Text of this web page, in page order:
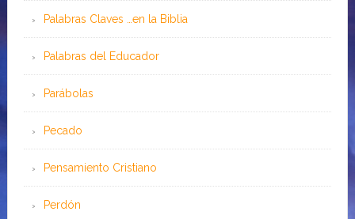
Palabras Claves …en la Biblia
Palabras del Educador
Parábolas
Pecado
Pensamiento Cristiano
Perdón